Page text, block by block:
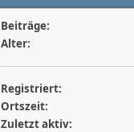
Beiträge:
Alter:
Registriert:
Ortszeit:
Zuletzt aktiv: